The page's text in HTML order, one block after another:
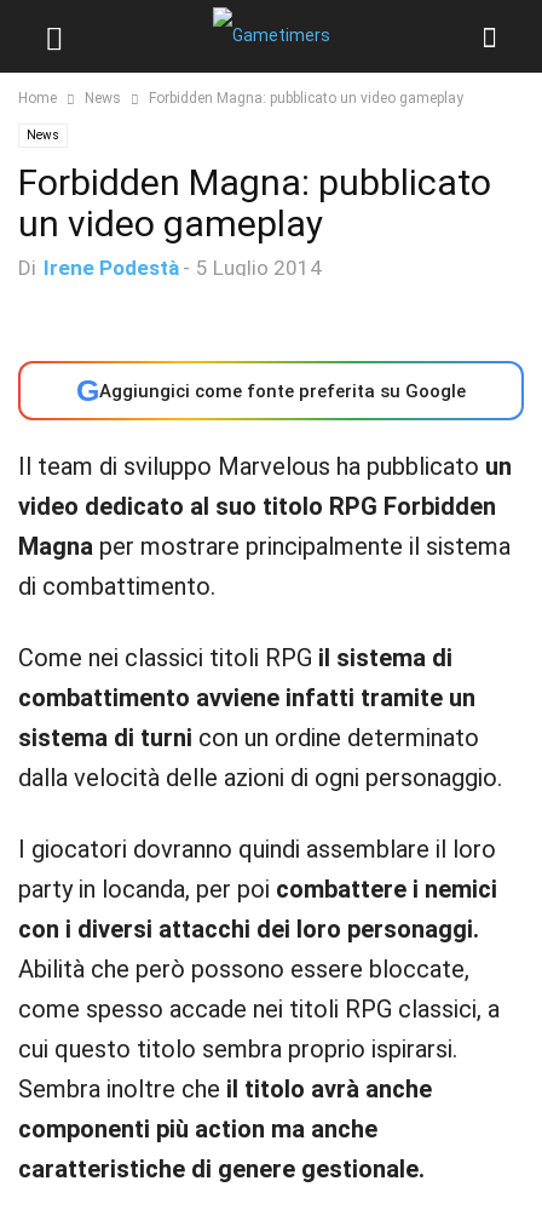
Home News Forbidden Magna: pubblicato un video gameplay
News
Forbidden Magna: pubblicato
un video gameplay
Di Irene Podestà - 5 Luglio 2014
GAggiungici come fonte preferita su Google
Il team di sviluppo Marvelous ha pubblicato un
video dedicato al suo titolo RPG Forbidden
Magna per mostrare principalmente il sistema
di combattimento.
Come nei classici titoli RPG il sistema di
combattimento avviene infatti tramite un
sistema di turni con un ordine determinato
dalla velocità delle azioni di ogni personaggio.
I giocatori dovranno quindi assemblare il loro
party in locanda, per poi combattere i nemici
con i diversi attacchi dei loro personaggi.
Abilità che però possono essere bloccate,
come spesso accade nei titoli RPG classici, a
cui questo titolo sembra proprio ispirarsi.
Sembra inoltre che il titolo avrà anche
componenti più action ma anche
caratteristiche di genere gestionale.